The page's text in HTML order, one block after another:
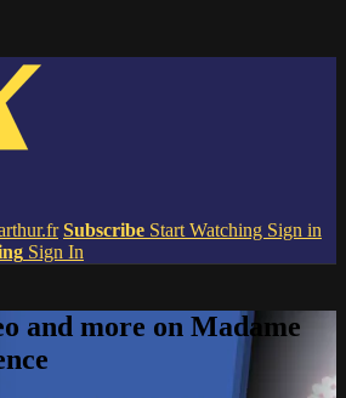
Subscribe Start Watching Sign in
Sign In
and more on Madame